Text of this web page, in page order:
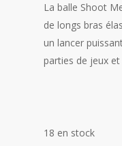
La balle Shoot
de longs bras
un lancer
parties de jeux
18 en stock